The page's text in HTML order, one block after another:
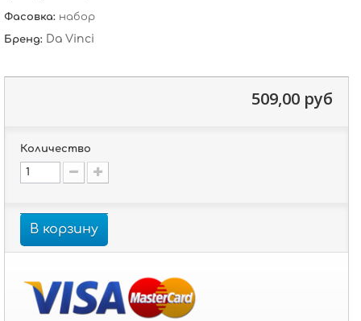
Фасовка: набор
Бренд: Da Vinci
509,00 руб
Количество
В корзину